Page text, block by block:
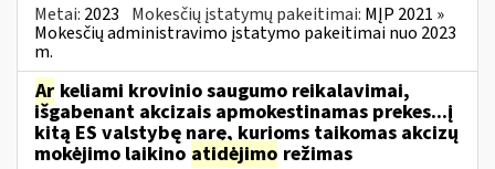
Metai: 2023 Mokesčių įstatymų pakeitimai: MĮP 2021 »
Mokesčių administravimo įstatymo pakeitimai nuo 2023
m.
Ar keliami krovinio saugumo reikalavimai,
išgabenant akcizais apmokestinamas prekes...į
kitą ES valstybę narę, kurioms taikomas akcizų
mokėjimo laikino atidėjimo režimas